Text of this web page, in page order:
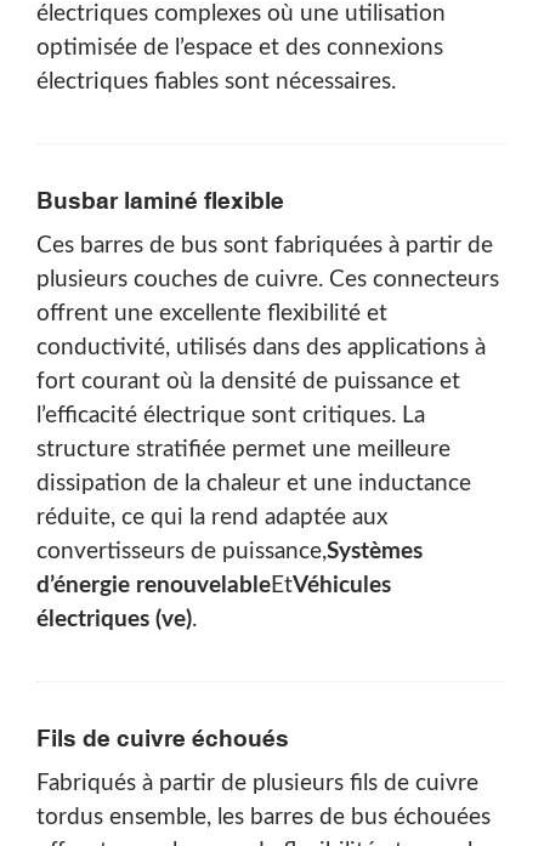
électriques complexes où une utilisation
optimisée de l’espace et des connexions
électriques fiables sont nécessaires.
Busbar laminé flexible
Ces barres de bus sont fabriquées à partir de
plusieurs couches de cuivre. Ces connecteurs
offrent une excellente flexibilité et
conductivité, utilisés dans des applications à
fort courant où la densité de puissance et
l’efficacité électrique sont critiques. La
structure stratifiée permet une meilleure
dissipation de la chaleur et une inductance
réduite, ce qui la rend adaptée aux
convertisseurs de puissance,Systèmes
d’énergie renouvelableEtVéhicules
électriques (ve).
Fils de cuivre échoués
Fabriqués à partir de plusieurs fils de cuivre
tordus ensemble, les barres de bus échouées